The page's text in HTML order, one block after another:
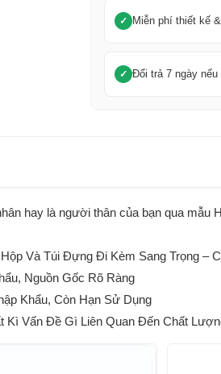
Miễn phí thiết kế
Đổi trả 7 ngày nếu
hay là người thân của bạn qua mẫu
Và Túi Đựng Đi Kèm Sang Trọng –
Nguồn Gốc Rõ Ràng
Khẩu, Còn Hạn Sử Dụng
Vấn Đề Gì Liên Quan Đến Chất